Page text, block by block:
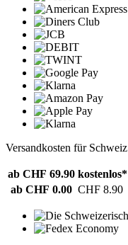
Versandkosten für Schweiz
ab CHF 69.90 kostenlos*
ab CHF 0.00 CHF 8.90